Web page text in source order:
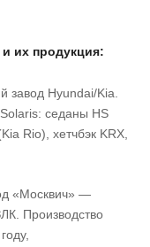
их продукция:
Hyundai/Kia.
седаны HS
Rio), хетчбэк KRX,
«Москвич» —
Производство